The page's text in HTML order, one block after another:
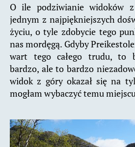
O ile podziwianie widoków
jednym z najpiękniejszych
życiu, o tyle zdobycie tego
nas mordęgą. Gdyby
wart tego całego trudu, to
bardzo, ale to bardzo
widok z góry okazał się na
mogłam wybaczyć temu